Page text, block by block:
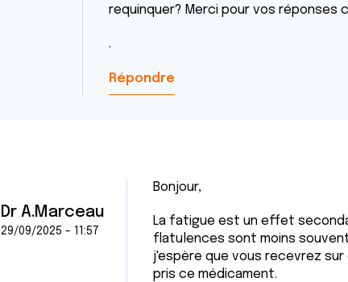
requinquer? Merci pour vos réponses
.
Répondre
Dr A.Marceau
29/09/2025 - 11:57
Bonjour,
La fatigue est un effet
flatulences sont moins
j'espère que vous recevrez
pris ce médicament.